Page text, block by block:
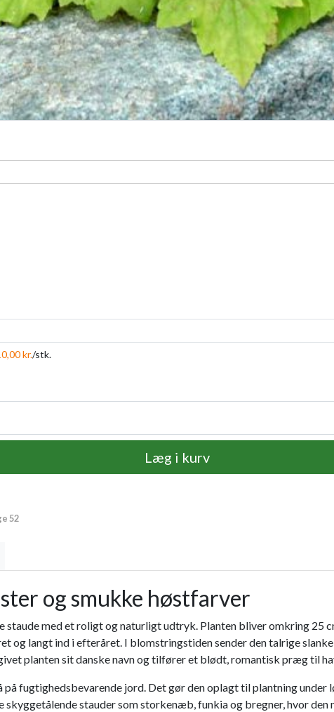
kr./stk.
Læg i kurv
52
og smukke høstfarver
staude med et roligt og naturligt udtryk. Planten bliver omkring 25
og langt ind i efteråret. I blomstringstiden sender den talrige
planten sit danske navn og tilfører et blødt, romantisk præg til
fugtighedsbevarende jord. Det gør den oplagt til plantning
skyggetålende stauder som storkenæb, funkia og bregner, hvor